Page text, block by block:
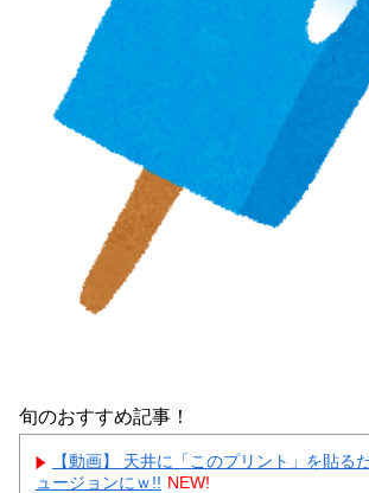
旬のおすすめ記事！
【動画】 天井に「このプリント」を貼る
ュージョンにｗ!! NEW!